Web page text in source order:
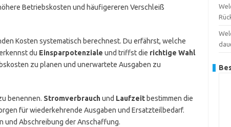
Betriebskosten und häufigereren Verschleiß
Kosten systematisch berechnest. Du erfährst, welche
du Einsparpotenziale und triffst die richtige Wahl
zu planen und unerwartete Ausgaben zu
benennen. Stromverbrauchund Laufzeitbestimmen die
für wiederkehrende Ausgaben und Ersatzteilbedarf.
und Abschreibung der Anschaffung.